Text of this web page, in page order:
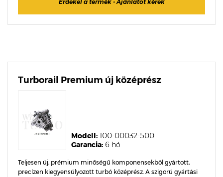
Érdekel a termék - Ajánlatot kérek
Turborail Premium új középrész
Garancia: 6 hó
Modell: 100-00032-500
Teljesen új, prémium minőségű komponensekből gyártott,
precízen kiegyensúlyozott turbó középrész. A szigorú gyártási